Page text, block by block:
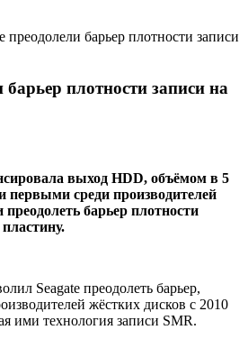
преодолели барьер плотности записи
барьер плотности записи на
выход HDD, объёмом в 5
первыми среди производителей
барьер плотности
Seagate преодолеть барьер,
жёстких дисков с 2010
ими технология записи SMR.